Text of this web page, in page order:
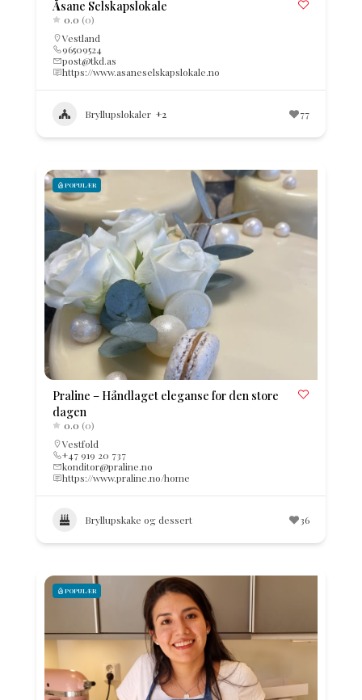
Åsane Selskapslokale
0.0 (0)
Vestland
96509524
post@tkd.as
https://www.asaneselskapslokale.no
Bryllupslokaler +2 77
POPULÆR
Praline – Håndlaget eleganse for den store
dagen
0.0 (0)
Vestfold
+47 919 20 737
konditor@praline.no
https://www.praline.no/home
Bryllupskake og dessert 36
POPULÆR